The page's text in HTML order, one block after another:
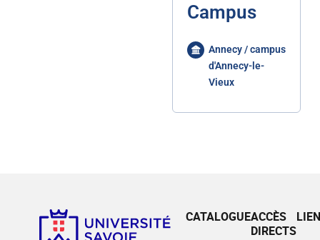
Campus
Annecy / campus
d'Annecy-le-
Vieux
CATALOGUEACCÈS
DIRECTS